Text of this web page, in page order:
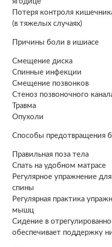
Потеря контроля
(в тяжелых случаях)
Причины боли в ишиасе
Смещение диска
Спинные инфекции
Смещение позвонков
Стеноз позвоночного
Травма
Опухоли
Способы предотвращения
Правильная поза тела
Спать на удобном матрасе
Регулярное упражнение
спины
Регулярная практика
мышц
Сидение в
обеспечивает поддержку